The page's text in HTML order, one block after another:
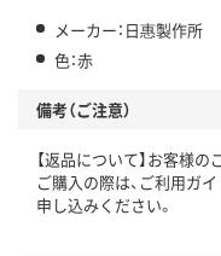
メーカー：日惠製作所
色：赤
備考（ご注意）
【返品について】お客様
ご購入の際は、ご利用ガイ
申し込みください。